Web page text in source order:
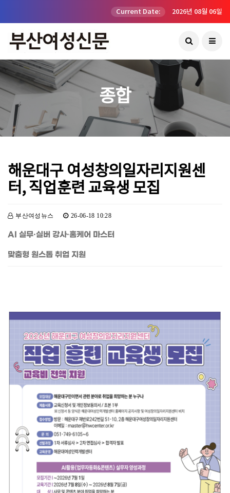
Current Date: 2026년 08월 06일
종합
해운대구 여성창의일자리지원센
터, 직업훈련 교육생 모집
부산여성뉴스 26-06-18 10:28
AI 실무·실버 강사·홈케어 마스터
맞춤형 원스톱 취업 지원